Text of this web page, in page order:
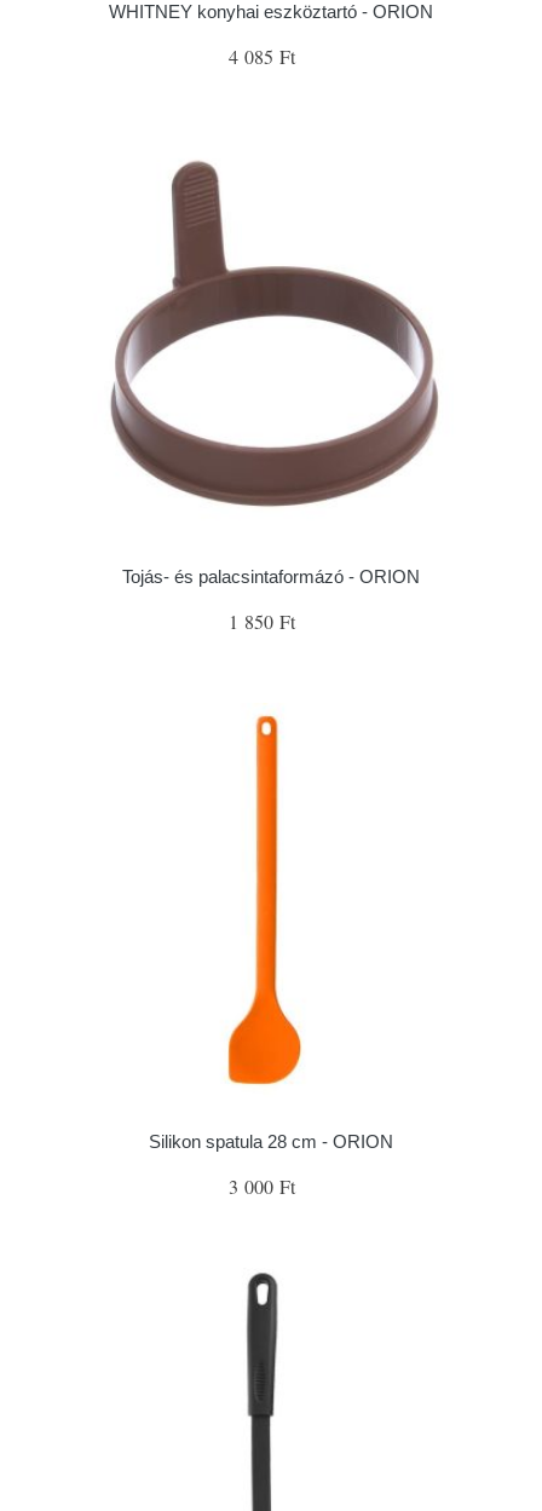
WHITNEY konyhai eszköztartó - ORION
4 085 Ft
Tojás- és palacsintaformázó - ORION
1 850 Ft
Silikon spatula 28 cm - ORION
3 000 Ft